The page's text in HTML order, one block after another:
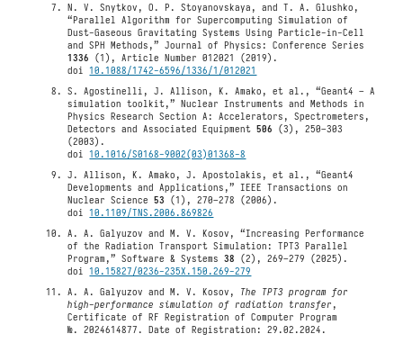
N. V. Snytkov, O. P. Stoyanovskaya, and T. A. Glushko,
“Parallel Algorithm for Supercomputing Simulation of
Dust-Gaseous Gravitating Systems Using Particle-in-Cell
and SPH Methods,” Journal of Physics: Conference Series
1336 (1), Article Number 012021 (2019).
doi10.1088/1742-6596/1336/1/012021
S. Agostinelli, J. Allison, K. Amako, et al., “Geant4 – A
simulation toolkit,” Nuclear Instruments and Methods in
Physics Research Section A: Accelerators, Spectrometers,
Detectors and Associated Equipment506 (3), 250–303
(2003).
doi10.1016/S0168-9002(03)01368-8
J. Allison, K. Amako, J. Apostolakis, et al., “Geant4
Developments and Applications,” IEEE Transactions on
Nuclear Science53 (1), 270–278 (2006).
doi10.1109/TNS.2006.869826
A. A. Galyuzov and M. V. Kosov, “Increasing Performance
of the Radiation Transport Simulation: TPT3 Parallel
Program,” Software & Systems38 (2), 269–279 (2025).
doi10.15827/0236-235X.150.269-279
A. A. Galyuzov and M. V. Kosov, The TPT3 program for
high-performance simulation of radiation transfer ,
Certificate of RF Registration of Computer Program
№. 2024614877. Date of Registration: 29.02.2024.